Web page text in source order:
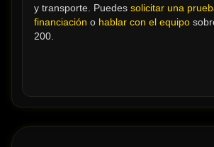
y transporte. Puedes solicitar una
financiación o hablar con el equipo
200.